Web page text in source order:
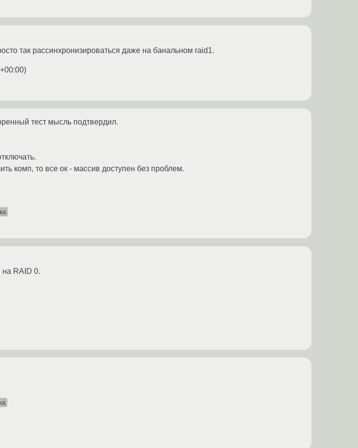
так рассинхронизироваться даже на банальном raid1.
)
тест мысль подтвердил.
комп, то все ок - массив доступен без проблем.
RAID 0.